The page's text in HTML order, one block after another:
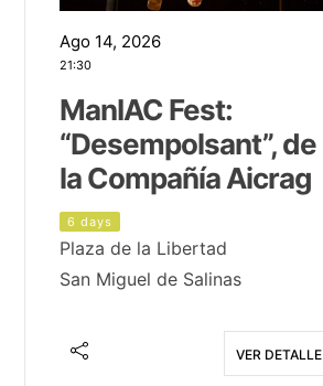
Ago 14, 2026
21:30
ManIAC Fest:
“Desempolsant”, de
la Compañía Aicrag
6 days
Plaza de la Libertad
San Miguel de Salinas
VER DETALLE